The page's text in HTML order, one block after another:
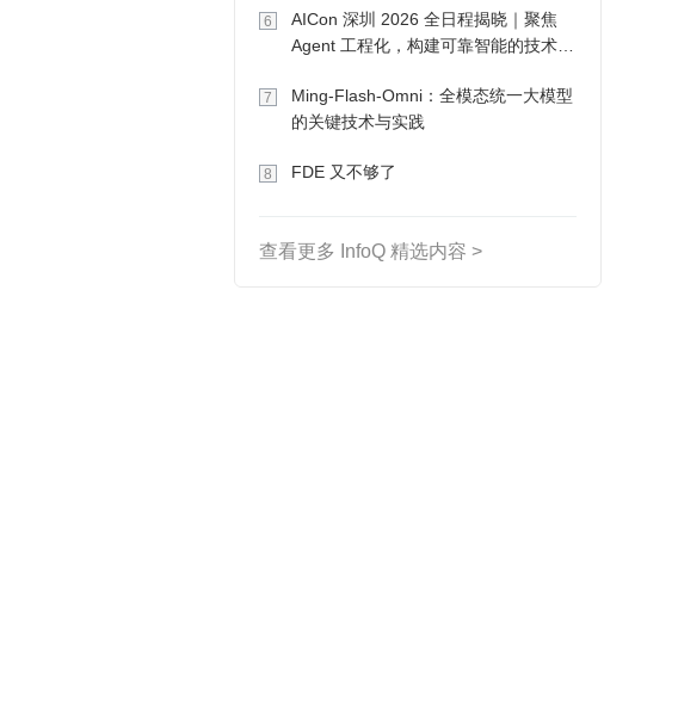
6
AICon 深圳 2026 全日程揭晓｜聚焦
Agent 工程化，构建可靠智能的技术路
7
Ming-Flash-Omni：全模态统一大模型
的关键技术与实践
8 FDE 又不够了
查看更多 InfoQ 精选内容 >